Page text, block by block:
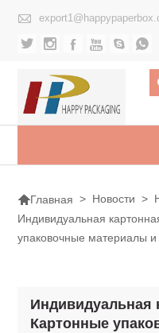

     
Главная > Новости >
Индивидуальная
упаковочные материалы
Индивидуальная
Картонные